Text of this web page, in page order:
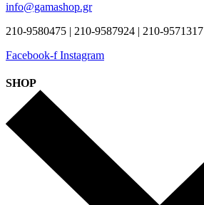
info@gamashop.gr
210-9580475 | 210-9587924 | 210-9571317
Facebook-f Instagram
SHOP